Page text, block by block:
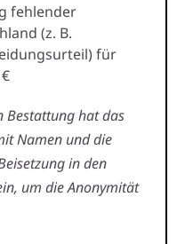
fehlender
(z. B.
für
Bestattung hat das
Namen und die
in den
um die Anonymität